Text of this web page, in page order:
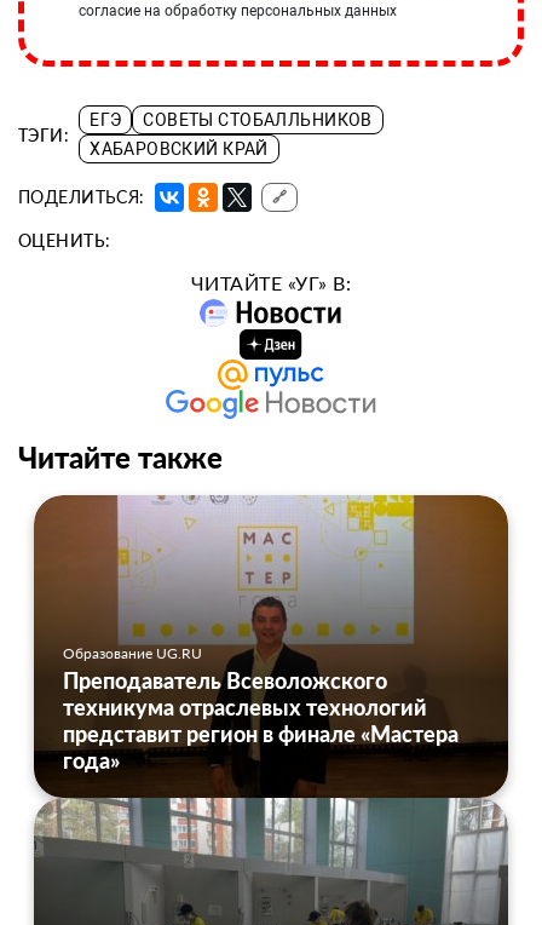
согласие на обработку персональных данных
ТЭГИ:
ЕГЭ
СОВЕТЫ СТОБАЛЛЬНИКОВ
ХАБАРОВСКИЙ КРАЙ
ПОДЕЛИТЬСЯ: 🔗
ОЦЕНИТЬ:
ЧИТАЙТЕ «УГ» В:
Читайте также
Образование UG.RU
Преподаватель Всеволожского
техникума отраслевых технологий
представит регион в финале «Мастера
года»